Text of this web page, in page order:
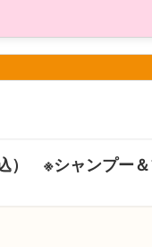
） ※シャンプー